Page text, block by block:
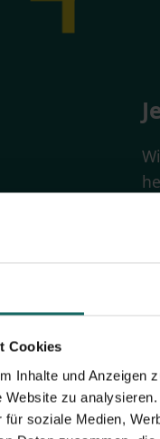
Cookies
Inhalte und Anzeigen
Website zu
soziale Medien,
Haus haben sollte